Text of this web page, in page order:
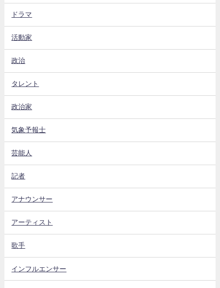
ドラマ
活動家
政治
タレント
政治家
気象予報士
芸能人
記者
アナウンサー
アーティスト
歌手
インフルエンサー